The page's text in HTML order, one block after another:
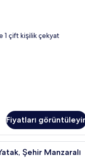
1 çift kişilik çekyat
Fiyatları
1 En Büyük (King) Boy
Şehir Manzaralı